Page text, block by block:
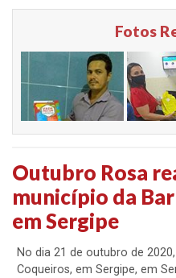
Fotos
Outubro Rosa
município da
em Sergipe
No dia 21 de outubro de
Coqueiros, em Sergipe, em